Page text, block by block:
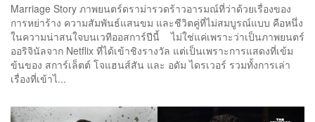
Marriage Story ภาพยนตร์ดราม่ารวดร้าวอารมณ์ที่ว่าด้วยเรื่องของ
การหย่าร้าง ความสัมพันธ์แสนขม และชีวิตคู่ที่ไม่สมบูรณ์แบบ คือหนึ่ง
ในความน่าสนใจบนเวทีออสการ์ปีนี้ ไม่ใช่แค่เพราะว่าเป็นภาพยนตร์
ออริจินัลจาก Netflix ที่ได้เข้าชิงรางวัล แต่เป็นเพราะการแสดงที่เข้ม
ข้นของ สการ์เล็ตต์ โจแฮนส์สัน และ อดัม ไดรเวอร์ รวมทั้งการเล่า
เรื่องที่เข้าไ...